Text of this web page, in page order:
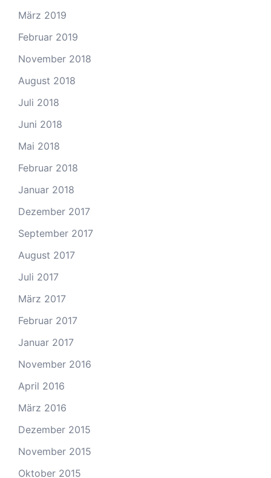
März 2019
Februar 2019
November 2018
August 2018
Juli 2018
Juni 2018
Mai 2018
Februar 2018
Januar 2018
Dezember 2017
September 2017
August 2017
Juli 2017
März 2017
Februar 2017
Januar 2017
November 2016
April 2016
März 2016
Dezember 2015
November 2015
Oktober 2015